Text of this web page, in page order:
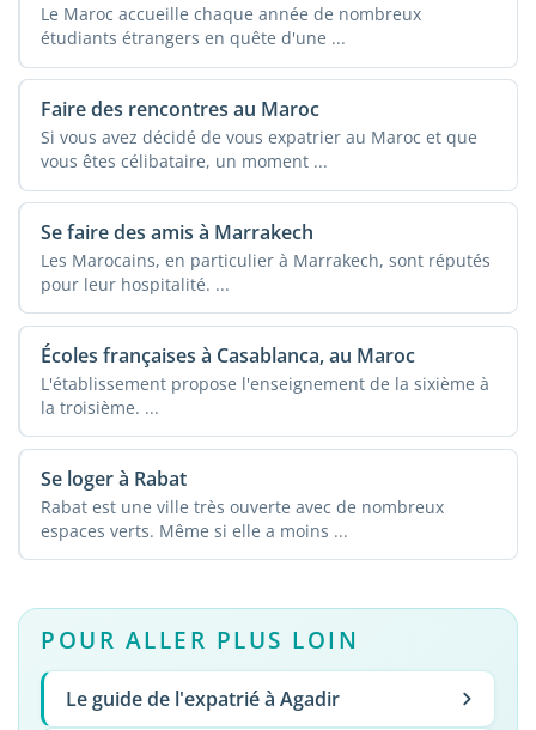
Le Maroc accueille chaque année de nombreux
étudiants étrangers en quête d'une ...
Faire des rencontres au Maroc
Si vous avez décidé de vous expatrier au Maroc et que
vous êtes célibataire, un moment ...
Se faire des amis à Marrakech
Les Marocains, en particulier à Marrakech, sont réputés
pour leur hospitalité. ...
Écoles françaises à Casablanca, au Maroc
L'établissement propose l'enseignement de la sixième à
la troisième. ...
Se loger à Rabat
Rabat est une ville très ouverte avec de nombreux
espaces verts. Même si elle a moins ...
POUR ALLER PLUS LOIN
Le guide de l'expatrié à Agadir